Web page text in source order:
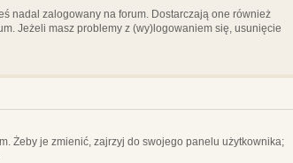
nadal zalogowany na forum. Dostarczają one również
Jeżeli masz problemy z (wy)logowaniem się, usunięcie
Żeby je zmienić, zajrzyj do swojego panelu użytkownika;